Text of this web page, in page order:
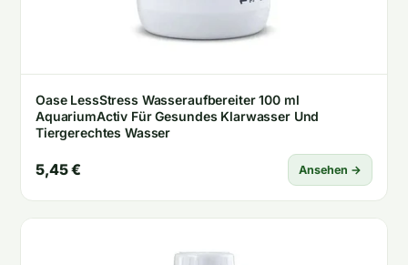
Oase LessStress Wasseraufbereiter 100 ml
AquariumActiv Für Gesundes Klarwasser Und
Tiergerechtes Wasser
5,45 € Ansehen →